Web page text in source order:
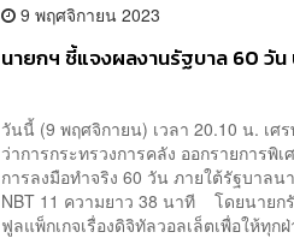
9 พฤศจิกายน 2023
นายกฯ ชี้แจงผลงานรัฐบาล 60 วั
วันนี้ (9 พฤศจิกายน) เวลา 20.10 น. เ
ว่าการกระทรวงการคลัง ออกรายการพิ
การลงมือทำจริง 60 วัน ภายใต้รัฐบาล
NBT 11 ความยาว 38 นาที โดยนายก
ฟูลแพ็กเกจเรื่องดิจิทัลวอลเล็ตเพื่อให้ทุกฝ่